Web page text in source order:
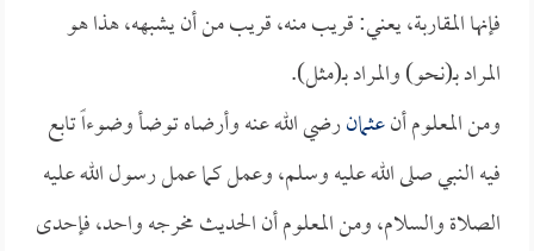
فإنها المقاربة، يعني: قريب منه، قريب من أن يشبهه، هذا هو
المراد بـ(نحو) والمراد بـ(مثل).
ومن المعلوم أنعثمانرضي الله عنه وأرضاه توضأ وضوءاً تابع
فيه النبي صلى الله عليه وسلم، وعمل كما عمل رسول الله عليه
الصلاة والسلام، ومن المعلوم أن الحديث مخرجه واحد، فإحدى